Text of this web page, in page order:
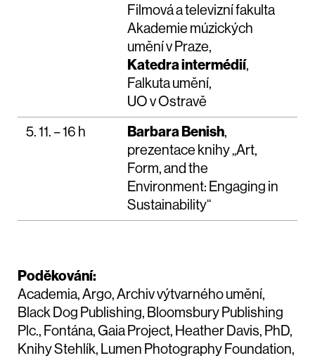
Filmová a televizní fakulta
Akademie múzických
umění v Praze,
Katedra intermédií,
Falkuta umění,
UO v Ostravě
5. 11. – 16 h Barbara Benish,
prezentace knihy „Art,
Form, and the
Environment: Engaging in
Sustainability“
Poděkování:
Academia, Argo, Archiv výtvarného umění,
Black Dog Publishing, Bloomsbury Publishing
Plc., Fontána, Gaia Project, Heather Davis, PhD,
Knihy Stehlík, Lumen Photography Foundation,